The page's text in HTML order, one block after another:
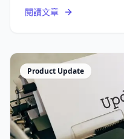
閱讀文章
Product Update